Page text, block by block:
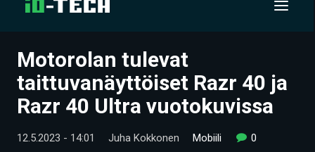
UUTISET
ARTIKKELIT
VIDEOT
Motorolan tulevat
taittuvanäyttöiset Razr 40 ja
Razr 40 Ultra vuotokuvissa
12.5.2023 - 14:01 Juha Kokkonen Mobiili 0